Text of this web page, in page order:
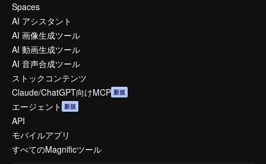
Spaces
AI アシスタント
AI 画像生成ツール
AI 動画生成ツール
AI 音声合成ツール
ストックコンテンツ
Claude/ChatGPT向けMCP 新規
エージェント 新規
API
モバイルアプリ
すべてのMagnificツール